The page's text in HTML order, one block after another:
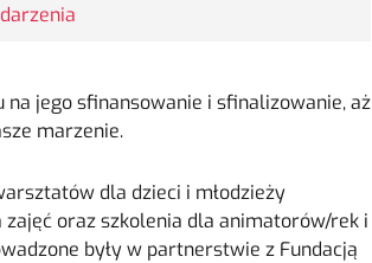
na jego sfinansowanie i sfinalizowanie, aż
marzenie.
dla dzieci i młodzieży
oraz szkolenia dla animatorów/rek i
były w partnerstwie z Fundacją